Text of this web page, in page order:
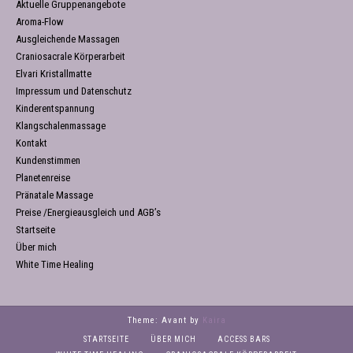
Aktuelle Gruppenangebote
Aroma-Flow
Ausgleichende Massagen
Craniosacrale Körperarbeit
Elvari Kristallmatte
Impressum und Datenschutz
Kinderentspannung
Klangschalenmassage
Kontakt
Kundenstimmen
Planetenreise
Pränatale Massage
Preise /Energieausgleich und AGB’s
Startseite
Über mich
White Time Healing
Theme: Avant by Kaira
STARTSEITE ÜBER MICH
ACCESS BARS